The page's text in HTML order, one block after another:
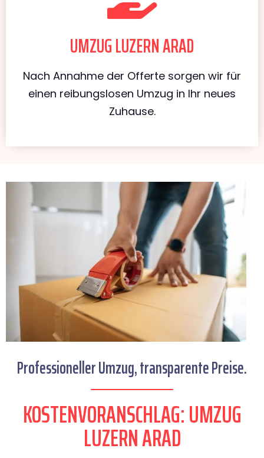
UMZUG LUZERN ARAD
Nach Annahme der Offerte sorgen wir für
einen reibungslosen Umzug in Ihr neues
Zuhause.
Professioneller Umzug, transparente Preise.
KOSTENVORANSCHLAG: UMZUG
LUZERN ARAD